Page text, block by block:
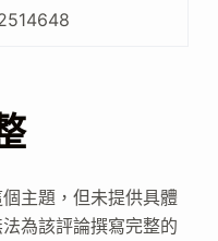
主題，但未提供具體
為該評論撰寫完整的